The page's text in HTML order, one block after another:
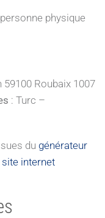
physique
Roubaix 1007
: Turc –
du générateur
internet